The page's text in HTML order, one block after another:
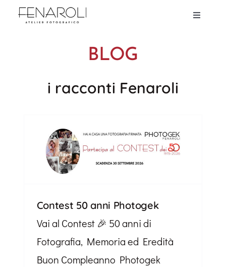
Salta
Toggle
Contatti
BLOG
i racconti Fenaroli
Contest 50 anni Photogek
Vai al Contest 🎉 50 anni di
Fotografia, Memoria ed Eredità
Buon Compleanno Photogek